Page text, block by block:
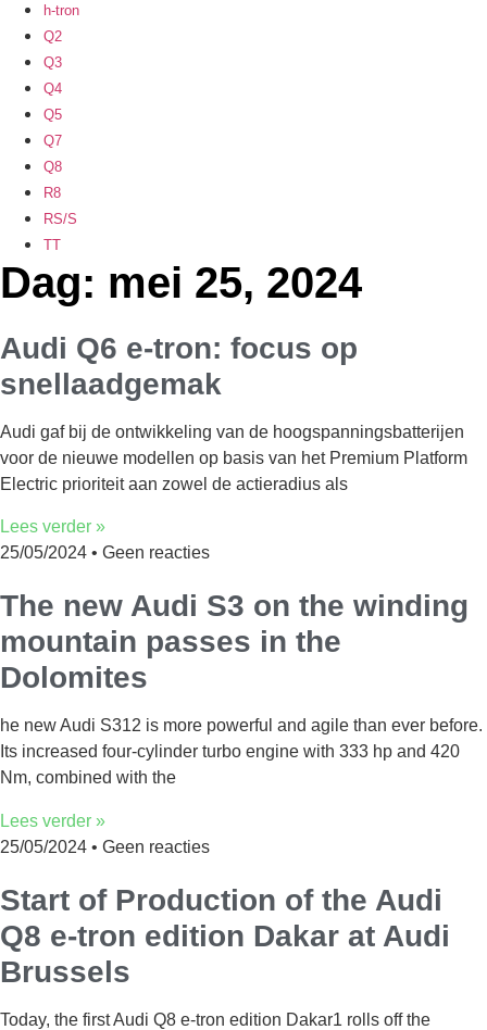
h-tron
Q2
Q3
Q4
Q5
Q7
Q8
R8
RS/S
TT
Dag: mei 25, 2024
Audi Q6 e-tron: focus op
snellaadgemak
Audi gaf bij de ontwikkeling van de hoogspanningsbatterijen
voor de nieuwe modellen op basis van het Premium Platform
Electric prioriteit aan zowel de actieradius als
Lees verder »
25/05/2024
Geen reacties
The new Audi S3 on the winding
mountain passes in the
Dolomites
he new Audi S312 is more powerful and agile than ever before.
Its increased four-cylinder turbo engine with 333 hp and 420
Nm, combined with the
Lees verder »
25/05/2024
Geen reacties
Start of Production of the Audi
Q8 e-tron edition Dakar at Audi
Brussels
Today, the first Audi Q8 e-tron edition Dakar1 rolls off the